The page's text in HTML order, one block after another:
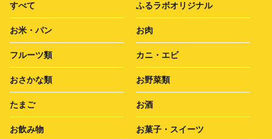
すべて ふるラボオリジナル
お米・パン お肉
フルーツ類 カニ・エビ
おさかな類 お野菜類
たまご お酒
お飲み物 お菓子・スイーツ